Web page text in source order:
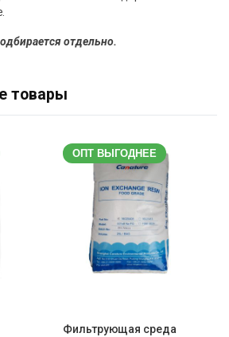
отдельно.
товары
ОПТ ВЫГОДНЕЕ
Фильтрующая среда